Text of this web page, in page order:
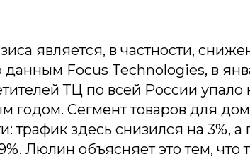
является, в частности,
данным Focus Technologies, в
ТЦ по всей России упало
годом. Сегмент товаров для
трафик здесь снизился на 3%, а
Люлин объясняет это тем, что